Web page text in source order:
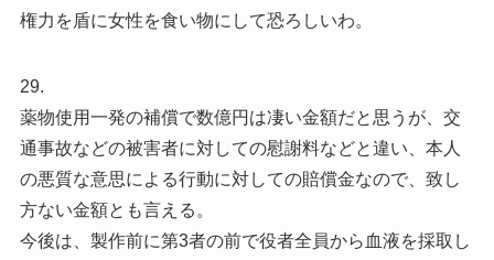
権力を盾に女性を食い物にして恐ろしいわ。
29.
薬物使用一発の補償で数億円は凄い金額だと思うが、交
通事故などの被害者に対しての慰謝料などと違い、本人
の悪質な意思による行動に対しての賠償金なので、致し
方ない金額とも言える。
今後は、製作前に第3者の前で役者全員から血液を採取し